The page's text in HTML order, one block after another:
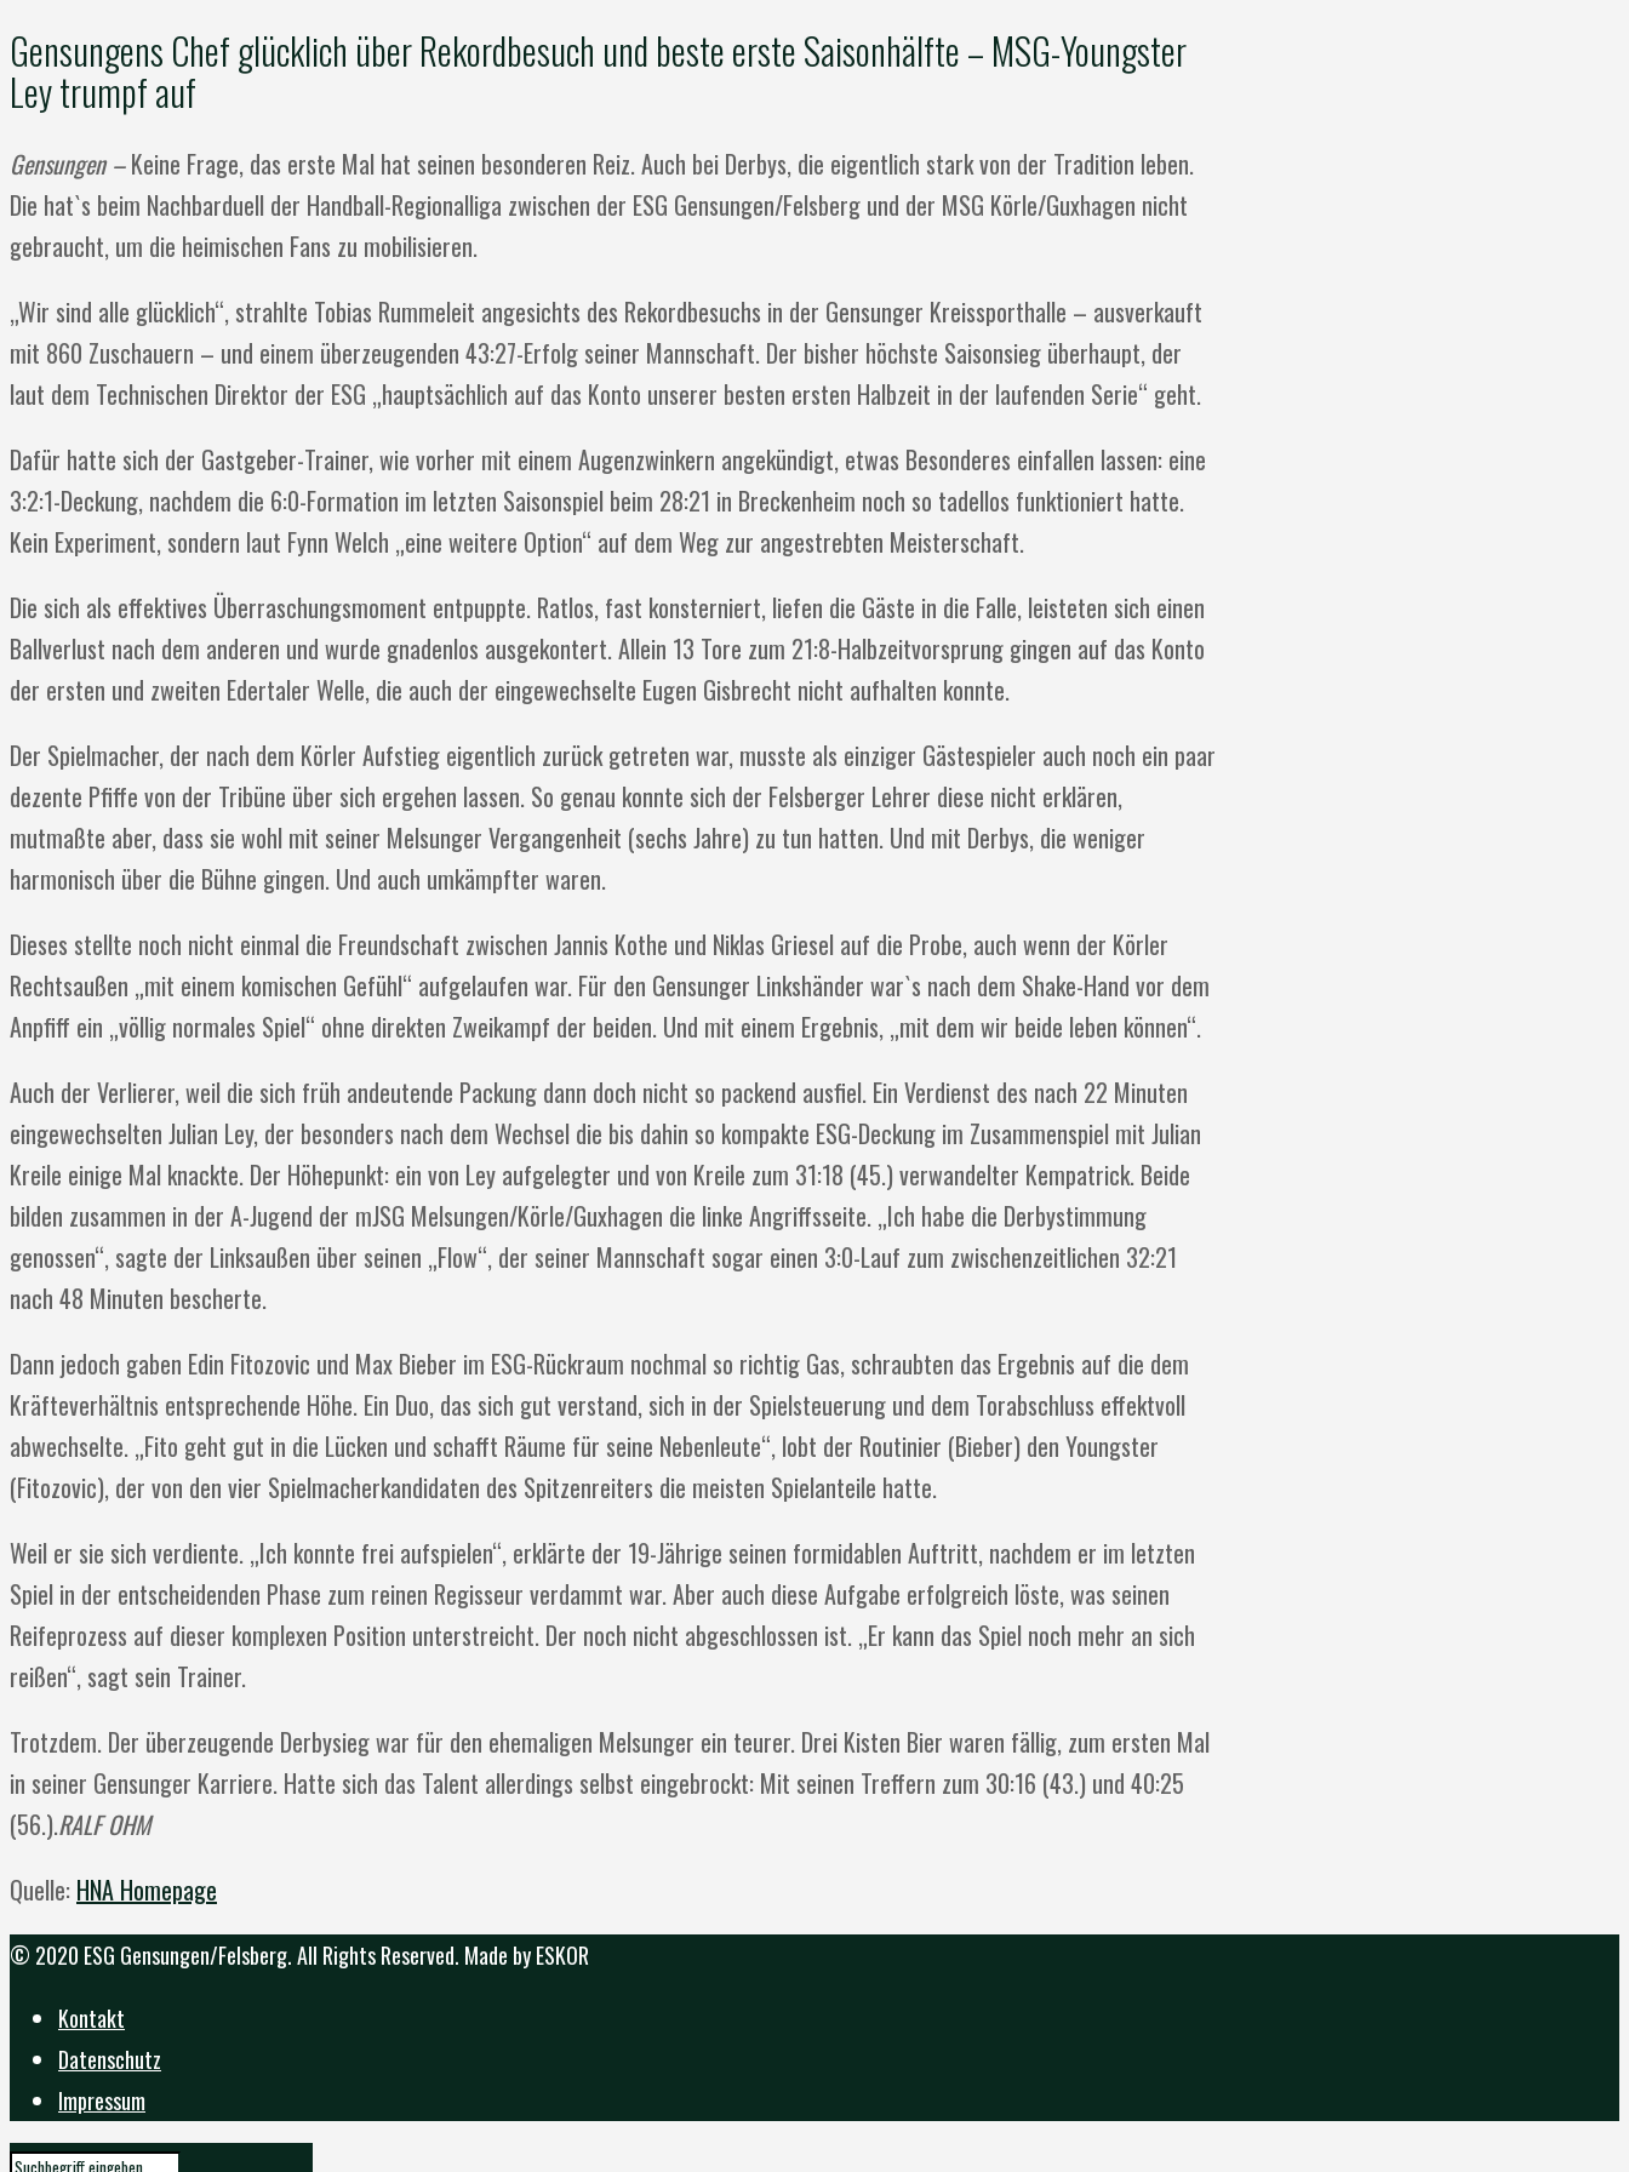
Gensungens Chef glücklich über Rekordbesuch und beste erste Saisonhälfte – MSG-Youngster
Ley trumpf auf
Gensungen –Keine Frage, das erste Mal hat seinen besonderen Reiz. Auch bei Derbys, die eigentlich stark von der Tradition leben.
Die hat`s beim Nachbarduell der Handball-Regionalliga zwischen der ESG Gensungen/Felsberg und der MSG Körle/Guxhagen nicht
gebraucht, um die heimischen Fans zu mobilisieren.
„Wir sind alle glücklich“, strahlte Tobias Rummeleit angesichts des Rekordbesuchs in der Gensunger Kreissporthalle – ausverkauft
mit 860 Zuschauern – und einem überzeugenden 43:27-Erfolg seiner Mannschaft. Der bisher höchste Saisonsieg überhaupt, der
laut dem Technischen Direktor der ESG „hauptsächlich auf das Konto unserer besten ersten Halbzeit in der laufenden Serie“ geht.
Dafür hatte sich der Gastgeber-Trainer, wie vorher mit einem Augenzwinkern angekündigt, etwas Besonderes einfallen lassen: eine
3:2:1-Deckung, nachdem die 6:0-Formation im letzten Saisonspiel beim 28:21 in Breckenheim noch so tadellos funktioniert hatte.
Kein Experiment, sondern laut Fynn Welch „eine weitere Option“ auf dem Weg zur angestrebten Meisterschaft.
Die sich als effektives Überraschungsmoment entpuppte. Ratlos, fast konsterniert, liefen die Gäste in die Falle, leisteten sich einen
Ballverlust nach dem anderen und wurde gnadenlos ausgekontert. Allein 13 Tore zum 21:8-Halbzeitvorsprung gingen auf das Konto
der ersten und zweiten Edertaler Welle, die auch der eingewechselte Eugen Gisbrecht nicht aufhalten konnte.
Der Spielmacher, der nach dem Körler Aufstieg eigentlich zurück getreten war, musste als einziger Gästespieler auch noch ein paar
dezente Pfiffe von der Tribüne über sich ergehen lassen. So genau konnte sich der Felsberger Lehrer diese nicht erklären,
mutmaßte aber, dass sie wohl mit seiner Melsunger Vergangenheit (sechs Jahre) zu tun hatten. Und mit Derbys, die weniger
harmonisch über die Bühne gingen. Und auch umkämpfter waren.
Dieses stellte noch nicht einmal die Freundschaft zwischen Jannis Kothe und Niklas Griesel auf die Probe, auch wenn der Körler
Rechtsaußen „mit einem komischen Gefühl“ aufgelaufen war. Für den Gensunger Linkshänder war`s nach dem Shake-Hand vor dem
Anpfiff ein „völlig normales Spiel“ ohne direkten Zweikampf der beiden. Und mit einem Ergebnis, „mit dem wir beide leben können“.
Auch der Verlierer, weil die sich früh andeutende Packung dann doch nicht so packend ausfiel. Ein Verdienst des nach 22 Minuten
eingewechselten Julian Ley, der besonders nach dem Wechsel die bis dahin so kompakte ESG-Deckung im Zusammenspiel mit Julian
Kreile einige Mal knackte. Der Höhepunkt: ein von Ley aufgelegter und von Kreile zum 31:18 (45.) verwandelter Kempatrick. Beide
bilden zusammen in der A-Jugend der mJSG Melsungen/Körle/Guxhagen die linke Angriffsseite. „Ich habe die Derbystimmung
genossen“, sagte der Linksaußen über seinen „Flow“, der seiner Mannschaft sogar einen 3:0-Lauf zum zwischenzeitlichen 32:21
nach 48 Minuten bescherte.
Dann jedoch gaben Edin Fitozovic und Max Bieber im ESG-Rückraum nochmal so richtig Gas, schraubten das Ergebnis auf die dem
Kräfteverhältnis entsprechende Höhe. Ein Duo, das sich gut verstand, sich in der Spielsteuerung und dem Torabschluss effektvoll
abwechselte. „Fito geht gut in die Lücken und schafft Räume für seine Nebenleute“, lobt der Routinier (Bieber) den Youngster
(Fitozovic), der von den vier Spielmacherkandidaten des Spitzenreiters die meisten Spielanteile hatte.
Weil er sie sich verdiente. „Ich konnte frei aufspielen“, erklärte der 19-Jährige seinen formidablen Auftritt, nachdem er im letzten
Spiel in der entscheidenden Phase zum reinen Regisseur verdammt war. Aber auch diese Aufgabe erfolgreich löste, was seinen
Reifeprozess auf dieser komplexen Position unterstreicht. Der noch nicht abgeschlossen ist. „Er kann das Spiel noch mehr an sich
reißen“, sagt sein Trainer.
Trotzdem. Der überzeugende Derbysieg war für den ehemaligen Melsunger ein teurer. Drei Kisten Bier waren fällig, zum ersten Mal
in seiner Gensunger Karriere. Hatte sich das Talent allerdings selbst eingebrockt: Mit seinen Treffern zum 30:16 (43.) und 40:25
(56.).RALF OHM
Quelle: HNA Homepage
© 2020 ESG Gensungen/Felsberg. All Rights Reserved. Made by ESKOR
Kontakt
Datenschutz
Impressum